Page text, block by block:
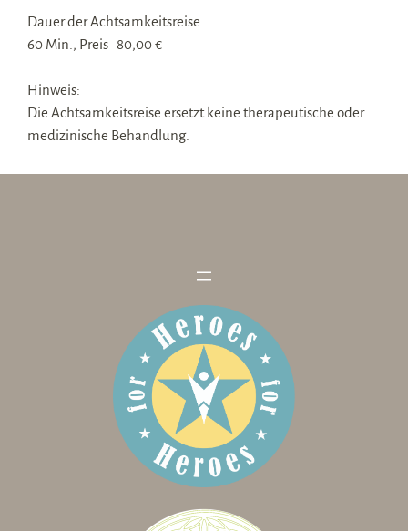
Dauer der Achtsamkeitsreise
60 Min., Preis 80,00 €
Hinweis:
Die Achtsamkeitsreise ersetzt keine therapeutische oder
medizinische Behandlung.